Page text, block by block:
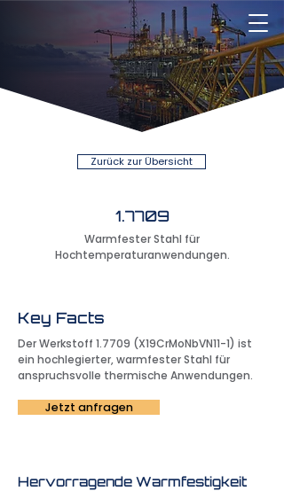
Zurück zur Übersicht
1.7709
Warmfester Stahl für
Hochtemperaturanwendungen.
Key Facts
Der Werkstoff 1.7709 (X19CrMoNbVN11-1) ist
ein hochlegierter, warmfester Stahl für
anspruchsvolle thermische Anwendungen.
Jetzt anfragen
Hervorragende Warmfestigkeit